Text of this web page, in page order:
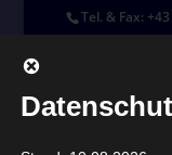
Tel. & Fax: